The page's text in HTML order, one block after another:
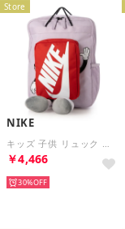
Store
NIKE
￥4,466
30%